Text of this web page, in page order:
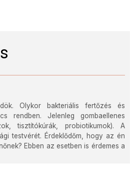
Olykor bakteriális fertőzés és
rendben. Jelenleg gombaellenes
tisztítókúrák, probiotikumok). A
testvérét. Érdeklődőm, hogy az én
Ebben az esetben is érdemes a